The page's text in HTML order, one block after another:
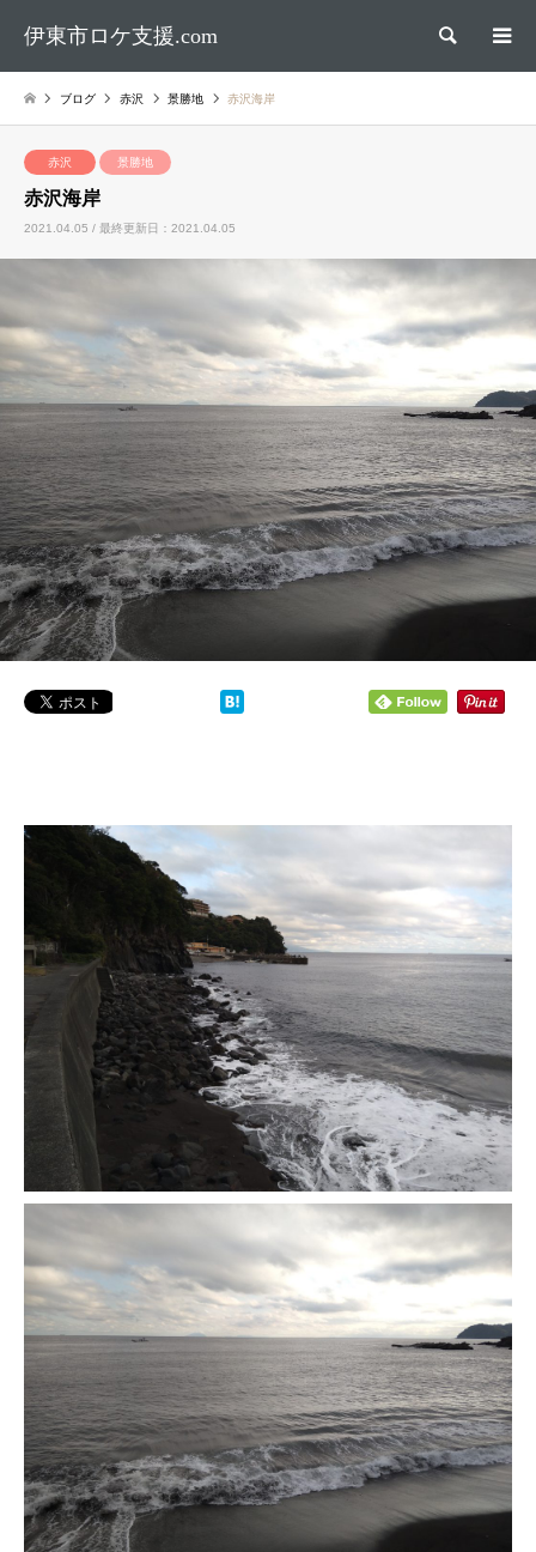
伊東市ロケ支援.com 検索
ブログ 赤沢 景勝地 赤沢海岸
赤沢 景勝地
赤沢海岸
2021.04.05 / 最終更新日：2021.04.05